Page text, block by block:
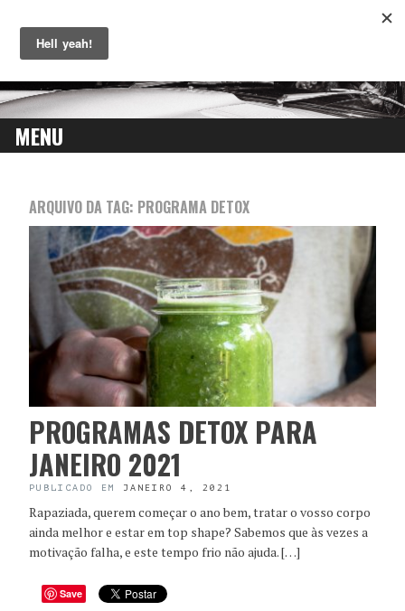
MENU
CONTENT
ARQUIVO DA TAG: PROGRAMA DETOX
PROGRAMAS DETOX PARA
JANEIRO 2021
PUBLICADO EM JANEIRO 4, 2021
Rapaziada, querem começar o ano bem, tratar o vosso corpo
ainda melhor e estar em top shape? Sabemos que às vezes a
motivação falha, e este tempo frio não ajuda. […]
Save